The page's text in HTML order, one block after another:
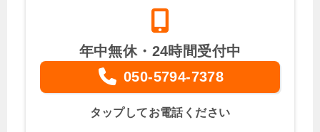
年中無休・24時間受付中
050-5794-7378
タップしてお電話ください